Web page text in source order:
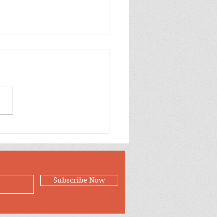
းပေါနေတာလဲ?
Subscribe Now